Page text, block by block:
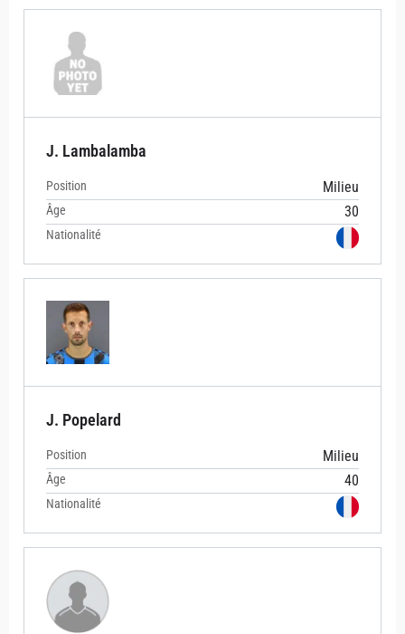
J. Lambalamba
Position Milieu
Âge 30
Nationalité
J. Popelard
Position Milieu
Âge 40
Nationalité